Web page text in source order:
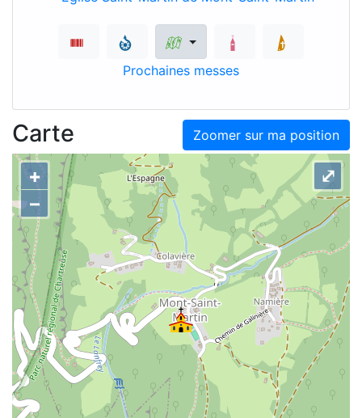
Prochaines messes
Zoomer sur ma position
Carte
+
–
⤢